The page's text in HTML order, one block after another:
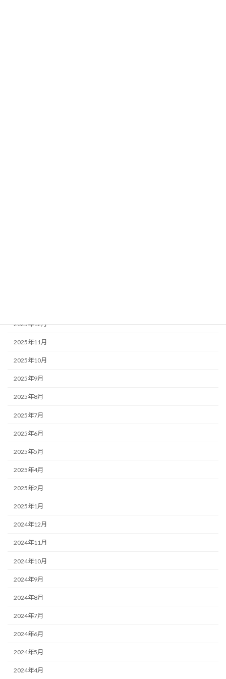
2025年12月
2025年11月
2025年10月
2025年9月
2025年8月
2025年7月
2025年6月
2025年5月
2025年4月
2025年2月
2025年1月
2024年12月
2024年11月
2024年10月
2024年9月
2024年8月
2024年7月
2024年6月
2024年5月
2024年4月